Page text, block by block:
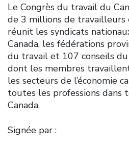
Le Congrès du travail du
de 3 millions de
réunit les syndicats
Canada, les fédérations
du travail et 107 conseils
dont les membres
les secteurs de l’économie
toutes les professions dans
Canada.
Signée par :